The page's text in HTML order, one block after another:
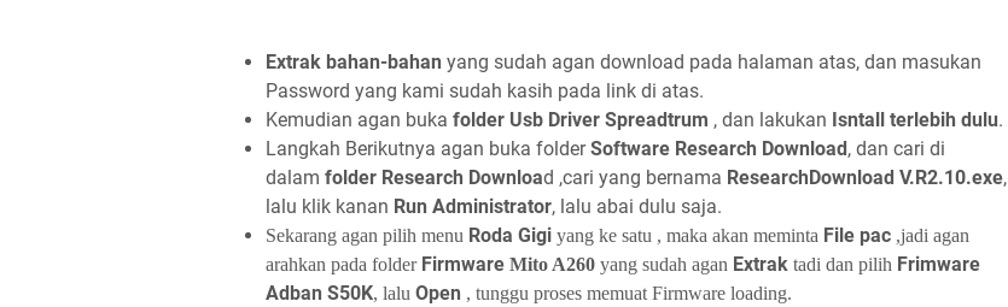
Extrak bahan-bahan yang sudah agan download pada halaman atas, dan masukan
Password yang kami sudah kasih pada link di atas.
Kemudian agan buka folder Usb Driver Spreadtrum , dan lakukan Isntall terlebih dulu.
Langkah Berikutnya agan buka folderSoftware Research Download, dan cari di
dalam folder Research Download ,cari yang bernama ResearchDownload V.R2.10.exe,
lalu klik kanan Run Administrator, lalu abai dulu saja.
Sekarang agan pilih menu Roda Gigi yang ke satu , maka akan meminta File pac ,jadi agan
arahkan pada folder Firmware Mito A260 yang sudah agan Extrak tadi dan pilih Frimware
Adban S50K, lalu Open , tunggu proses memuat Firmware loading.